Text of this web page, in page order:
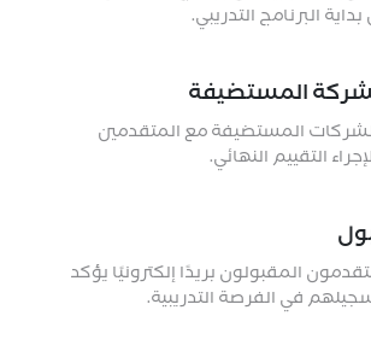
البرنامج التدريبي.
المستضيفة
المستضيفة مع المتقدمين
التقييم النهائي.
المقبولون بريدًا إلكترونيًا يؤكد
في الفرصة التدريبية.